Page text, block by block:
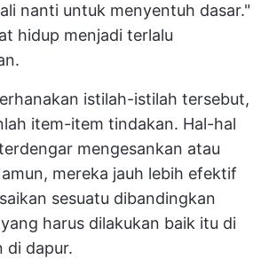
nanti untuk menyentuh dasar."
hidup menjadi terlalu
istilah-istilah tersebut,
item-item tindakan. Hal-hal
mengesankan atau
mereka jauh lebih efektif
sesuatu dibandingkan
harus dilakukan baik itu di
di dapur.